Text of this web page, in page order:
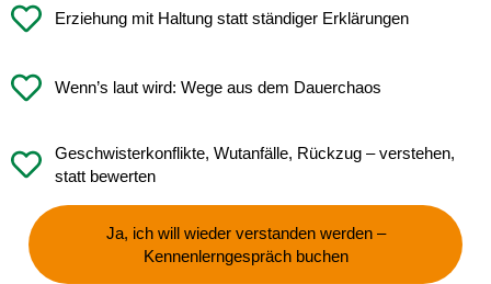
Erziehung mit Haltung statt ständiger Erklärungen
Wenn’s laut wird: Wege aus dem Dauerchaos
Geschwisterkonflikte, Wutanfälle, Rückzug – verstehen,
statt bewerten
Ja, ich will wieder verstanden werden –
Kennenlerngespräch buchen